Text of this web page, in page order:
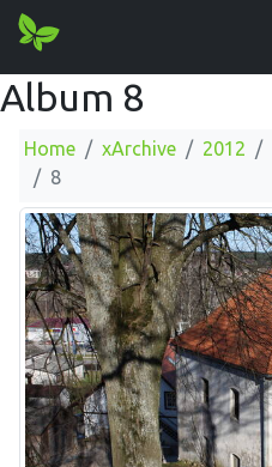
Album 8
Home xArchive 2012
8